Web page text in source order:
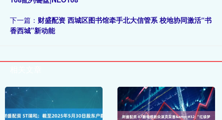
下一篇： 财盛配资 西城区图书馆牵手北大信管系 校地协同激活“书
香西城”新动能